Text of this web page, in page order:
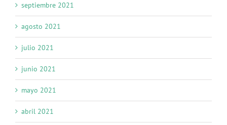
septiembre 2021
agosto 2021
julio 2021
junio 2021
mayo 2021
abril 2021